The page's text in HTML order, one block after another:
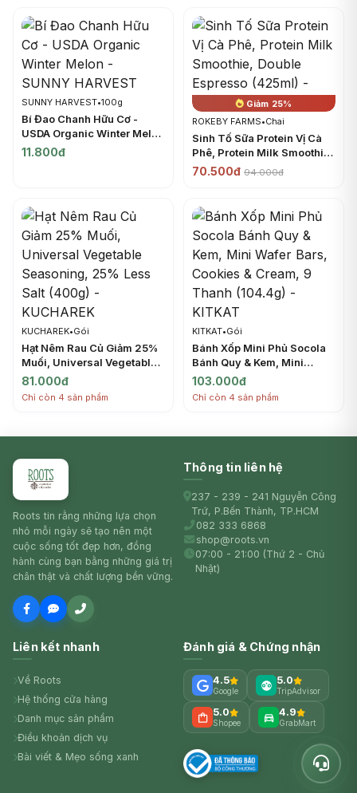
SUNNY HARVEST•100g
Bí Đao Chanh Hữu Cơ -
USDA Organic Winter Melon
- SUNNY HARVEST
11.800đ
Giảm 25%
ROKEBY FARMS•Chai
Sinh Tố Sữa Protein Vị Cà
Phê, Protein Milk Smoothie,
Double Espresso (425ml) -
70.500đ 94.000đ
KUCHAREK•Gói
Hạt Nêm Rau Củ Giảm 25%
Muối, Universal Vegetable
Seasoning, 25% Less Salt
(400g) - KUCHAREK
81.000đ
Chỉ còn 4 sản phẩm
KITKAT•Gói
Bánh Xốp Mini Phủ Socola
Bánh Quy & Kem, Mini
Wafer Bars, Cookies &
Cream, 9 Thanh (104.4g) -
103.000đ
Chỉ còn 4 sản phẩm
Roots tin rằng những lựa chọn
nhỏ mỗi ngày sẽ tạo nên một
cuộc sống tốt đẹp hơn, đồng
hành cùng bạn bằng những giá trị
chân thật và chất lượng bền vững.
Thông tin liên hệ
237 - 239 - 241 Nguyễn Công
Trứ, P.Bến Thành, TP.HCM
082 333 6868
shop@roots.vn
07:00 - 21:00 (Thứ 2 - Chủ
Nhật)
Liên kết nhanh
Về Roots
Hệ thống cửa hàng
Danh mục sản phẩm
Điều khoản dịch vụ
Bài viết & Mẹo sống xanh
Đánh giá & Chứng nhận
4.5
Google
5.0
TripAdvisor
5.0
Shopee
4.9
GrabMart